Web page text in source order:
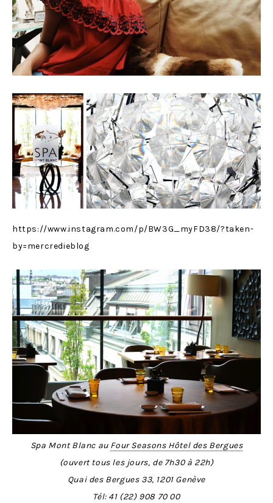
https://www.instagram.com/p/BW3G_myFD38/?taken-
by=mercredieblog
Spa Mont Blanc au Four Seasons Hôtel des Bergues
(ouvert tous les jours, de 7h30 à 22h)
Quai des Bergues 33, 1201 Genève
Tél: 41 (22) 908 70 00